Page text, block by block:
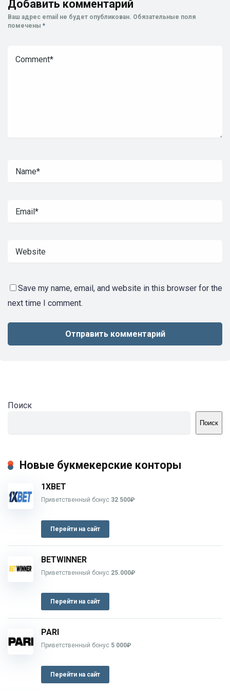
Добавить комментарий
Ваш адрес email не будет опубликован. Обязательные поля
помечены *
Save my name, email, and website in this browser for the
next time I comment.
Поиск
Поиск
Новые букмекерские конторы
1XBET
Приветственный бонус 32 500₽
Перейти на сайт
BETWINNER
Приветственный бонус 25.000₽
Перейти на сайт
PARI
Приветственный бонус 5 000₽
Перейти на сайт